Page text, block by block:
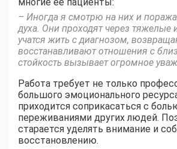
многие ее пациенты:
– Иногда я смотрю на них и
духа. Они проходят через тяжелые
учатся жить с диагнозом,
восстанавливают отношения с
стойкость вызывает огромное
Работа требует не только
большого эмоционального
приходится соприкасаться с
переживаниями других людей.
старается уделять внимание и
восстановлению.